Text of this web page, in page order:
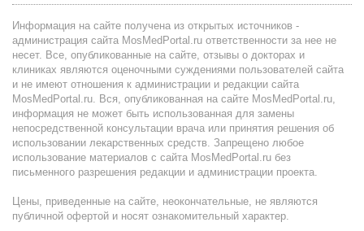
Информация на сайте получена из открытых источников -
администрация сайта MosMedPortal.ru ответственности за нее не
несет. Все, опубликованные на сайте, отзывы о докторах и
клиниках являются оценочными суждениями пользователей сайта
и не имеют отношения к администрации и редакции сайта
MosMedPortal.ru. Вся, опубликованная на сайте MosMedPortal.ru,
информация не может быть использованная для замены
непосредственной консультации врача или принятия решения об
использовании лекарственных средств. Запрещено любое
использование материалов с сайта MosMedPortal.ru без
письменного разрешения редакции и администрации проекта.
Цены, приведенные на сайте, неокончательные, не являются
публичной офертой и носят ознакомительный характер.